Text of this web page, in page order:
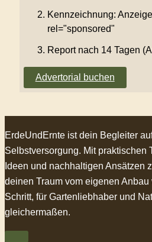
Kennzeichnung:
rel="sponsored"
Report nach 14 Tagen
Advertorial buchen
ErdeUndErnte ist dein Begleiter
Selbstversorgung. Mit praktischen
Ideen und nachhaltigen Ansätzen
deinen Traum vom eigenen
Schritt, für Gartenliebhaber und
gleichermaßen.